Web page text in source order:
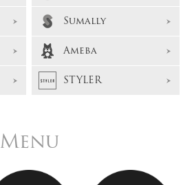
Sumally
Ameba
STYLER
Menu